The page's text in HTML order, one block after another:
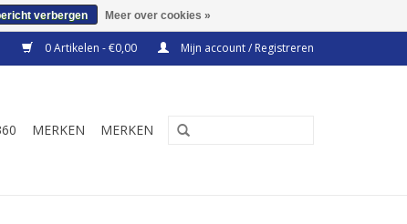
0 Artikelen - €0,00 Mijn account / Registreren
MERKEN MERKEN
verbergen Meer over cookies »